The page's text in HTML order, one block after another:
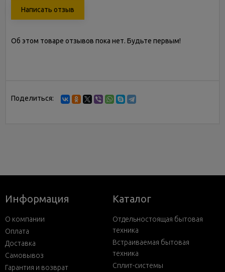
Написать отзыв
Об этом товаре отзывов пока нет. Будьте первым!
Поделиться:
Информация
О компании
Оплата
Доставка
Самовывоз
Гарантия и возврат
Каталог
Отдельностоящая бытовая
техника
Встраиваемая бытовая
техника
Сплит-системы